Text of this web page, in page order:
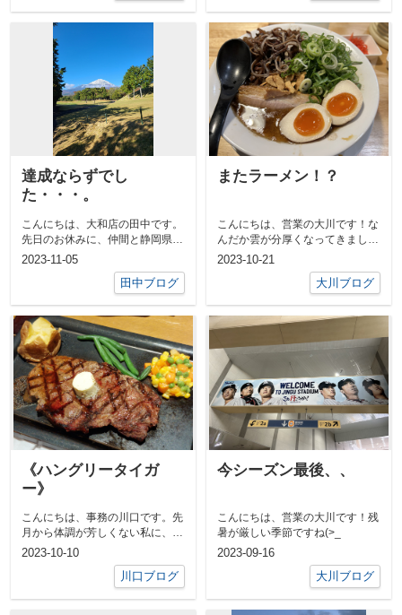
達成ならずでし
た・・・。
こんにちは、大和店の田中です。
先日のお休みに、仲間と静岡県に
ある富士の杜ゴルフクラブへ行っ
2023-11-05
田中ブログ
またラーメン！？
こんにちは、営業の大川です！な
んだか雲が分厚くなってきました
ね、、寒暖差に注意です！えー、
2023-10-21
大川ブログ
《ハングリータイガ
ー》
こんにちは、事務の川口です。先
月から体調が芳しくない私に、友
達が《ハングリータイガー》のス
2023-10-10
川口ブログ
今シーズン最後、、
こんにちは、営業の大川です！残
暑が厳しい季節ですね(>_
2023-09-16
大川ブログ